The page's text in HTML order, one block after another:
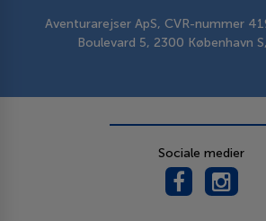
Aventurarejser ApS, CVR-nummer
Boulevard 5, 2300 København
Sociale medier